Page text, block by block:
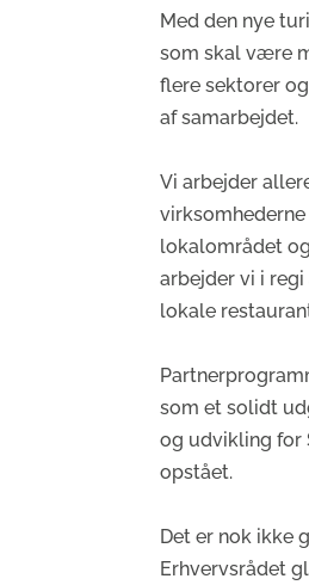
Med den nye
som skal være
flere sektorer
af samarbejdet.
Vi arbejder
lokalområdet
arbejder vi i
lokale
som et solidt
og udvikling for
opstået.
Det er nok ikke
Erhvervsrådet